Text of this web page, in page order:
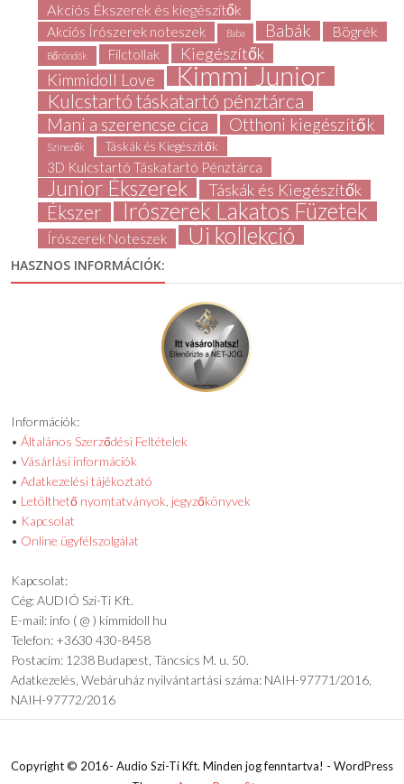
Akciós Ékszerek és kiegészítők
Akciós Írószerek noteszek Baba Babák Bögrék
Bőröndök Filctollak
Kiegészítők
Kimmidoll Love
Kimmi Junior
Kulcstartó táskatartó pénztárca
Mani a szerencse cica Otthoni kiegészítők
Színezők Táskák és Kiegészítők
3D Kulcstartó Táskatartó Pénztárca
Junior Ékszerek Táskák és Kiegészítők
Ékszer Írószerek Lakatos Füzetek
Írószerek Noteszek Új kollekció
HASZNOS INFORMÁCIÓK:
Információk:
•Általános Szerződési Feltételek
•Vásárlási információk
•Adatkezelési tájékoztató
• Letölthető nyomtatványok, jegyzőkönyvek
• Kapcsolat
• Online ügyfélszolgálat
Kapcsolat:
Cég: AUDIÓ Szi-Ti Kft.
E-mail: info ( @ ) kimmidoll hu
Telefon: +3630 430-8458
Postacím: 1238 Budapest, Táncsics M. u. 50.
Adatkezelés, Webáruház nyilvántartási száma: NAIH-97771/2016,
NAIH-97772/2016
Copyright © 2016- Audio Szi-Ti Kft. Minden jog fenntartva! - WordPress